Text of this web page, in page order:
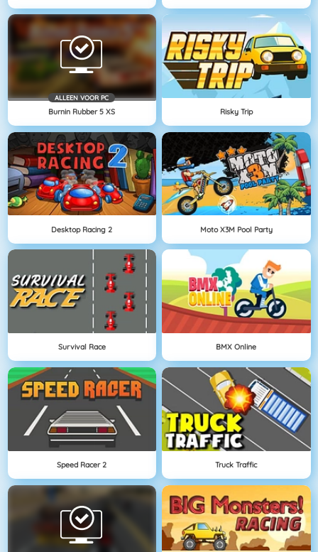
ALLEEN VOOR PC
Burnin Rubber 5 XS Risky Trip
Desktop Racing 2 Moto X3M Pool Party
Survival Race BMX Online
Speed Racer 2 Truck Traffic